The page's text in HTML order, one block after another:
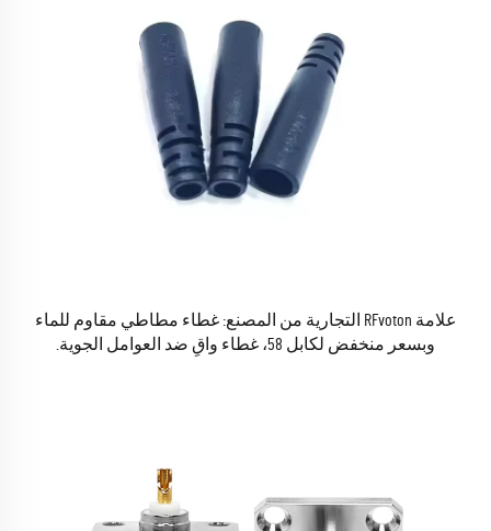
علامة RFvoton التجارية من المصنع: غطاء مطاطي مقاوم للماء
وبسعر منخفض لكابل 58، غطاء واقٍ ضد العوامل الجوية.